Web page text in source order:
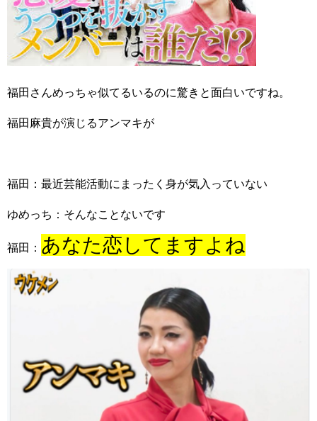
福田さんめっちゃ似てるいるのに驚きと面白いですね。
福田麻貴が演じるアンマキが
福田：最近芸能活動にまったく身が気入っていない
ゆめっち：そんなことないです
福田： あなた恋してますよね